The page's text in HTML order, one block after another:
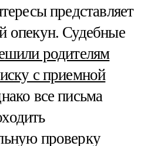
представляет
опекун. Судебные
родителям
с приемной
все письма
проверку